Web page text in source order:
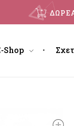
Shop